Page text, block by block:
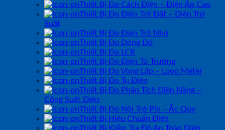
Thiết Bị Đo Cách Điện – Điện Áp Cao
Thiết Bị Đo Điện Trở Đất – Điện Trở
Suất
Thiết Bị Đo Điện Trở Nhỏ
Thiết Bị Đo Dòng Dò
Thiết Bị Đo LCR
Thiết Bị Đo Điện Từ Trường
Thiết Bị Đo Vòng Lặp – Loop Meter
Thiết Bị Đo Tụ Điện
Thiết Bị Đo Phân Tích Điện Năng –
Công Suất Điện
Thiết Bị Đo Nội Trở Pin – Ắc Quy
Thiết Bị Hiệu Chuẩn Điện
Thiết Bị Kiểm Tra Độ An Toàn Điện